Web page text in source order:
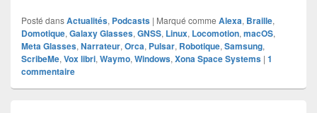
Posté dansActualités, Podcasts | Marqué comme Alexa, Braille,
Domotique, Galaxy Glasses, GNSS, Linux, Locomotion, macOS,
Meta Glasses, Narrateur, Orca, Pulsar, Robotique, Samsung,
ScribeMe, Vox libri, Waymo, Windows, Xona Space Systems | 1
commentaire